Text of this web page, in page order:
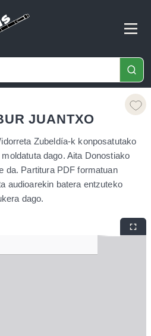
JUANTXO
Zubeldía-k konposatutako
dago. Aita Donostiako
da. Partitura PDF formatuan
audioarekin batera entzuteko
dago.